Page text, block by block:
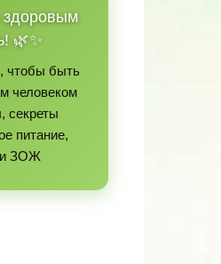
здоровым
🌿✨
чтобы быть
человеком
секреты
питание,
и ЗОЖ